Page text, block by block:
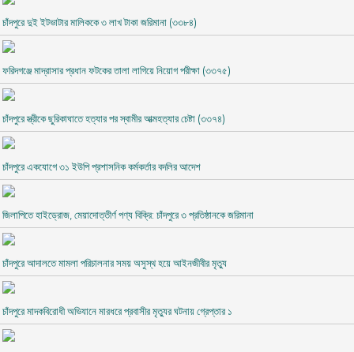
চাঁদপুরে দুই ইটভাটার মালিককে ৩ লাখ টাকা জরিমানা (৩৩৮৪)
ফরিদগঞ্জে মাদ্রাসার প্রধান ফটকের তালা লাগিয়ে নিয়োগ পরীক্ষা (৩৩৭৫)
চাঁদপুরে স্ত্রীকে ছুরিকাঘাতে হত্যার পর স্বামীর আত্মহত্যার চেষ্টা (৩৩৭৪)
চাঁদপুরে একযোগে ৩১ ইউপি প্রশাসনিক কর্মকর্তার বদলির আদেশ
জিলাপিতে হাইড্রোজ, মেয়াদোত্তীর্ণ পণ্য বিক্রি: চাঁদপুরে ৩ প্রতিষ্ঠানকে জরিমানা
চাঁদপুরে আদালতে মামলা পরিচালনার সময় অসুস্থ হয়ে আইনজীবীর মৃত্যু
চাঁদপুরে মাদকবিরোধী অভিযানে মারধরে প্রবাসীর মৃত্যুর ঘটনায় গ্রেপ্তার ১